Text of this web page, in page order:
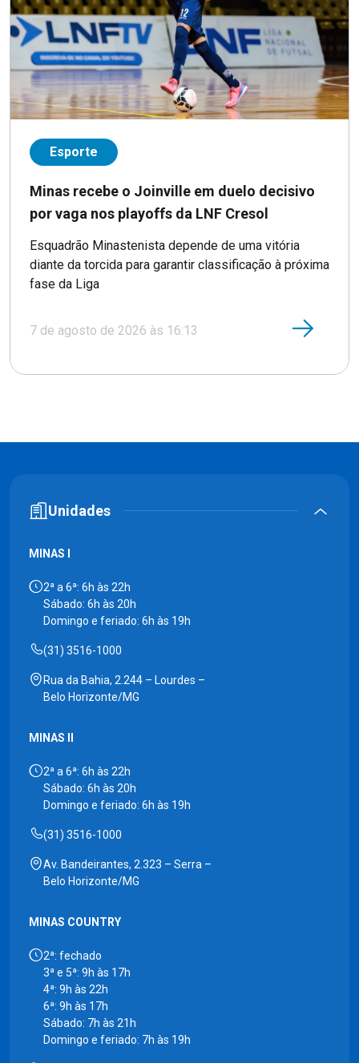
Esporte
Minas recebe o Joinville em duelo decisivo
por vaga nos playoffs da LNF Cresol
Esquadrão Minastenista depende de uma vitória
diante da torcida para garantir classificação à próxima
fase da Liga
7 de agosto de 2026 às 16:13
Unidades
MINAS I
2ª a 6ª: 6h às 22h
Sábado: 6h às 20h
Domingo e feriado: 6h às 19h
(31) 3516-1000
Rua da Bahia, 2.244 – Lourdes –
Belo Horizonte/MG
MINAS II
2ª a 6ª: 6h às 22h
Sábado: 6h às 20h
Domingo e feriado: 6h às 19h
(31) 3516-1000
Av. Bandeirantes, 2.323 – Serra –
Belo Horizonte/MG
MINAS COUNTRY
2ª: fechado
3ª e 5ª: 9h às 17h
4ª: 9h às 22h
6ª: 9h às 17h
Sábado: 7h às 21h
Domingo e feriado: 7h às 19h